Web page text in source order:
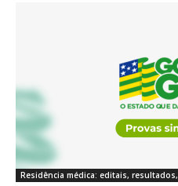
Residência médica: editais,